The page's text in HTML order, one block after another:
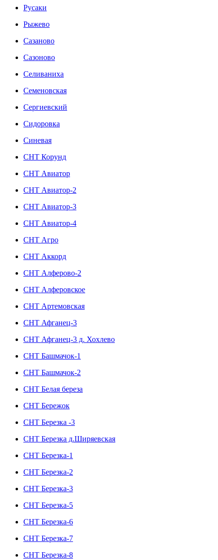
Русаки
Рыжево
Сазаново
Сазоново
Селиваниха
Семеновская
Сергиевский
Сидоровка
Синевая
СНТ Корунд
СНТ Авиатор
СНТ Авиатор-2
СНТ Авиатор-3
СНТ Авиатор-4
СНТ Агро
СНТ Аккорд
СНТ Алферово-2
СНТ Алферовское
СНТ Артемовская
СНТ Афганец-3
СНТ Афганец-3 д. Хохлево
СНТ Башмачок-1
СНТ Башмачок-2
СНТ Белая береза
СНТ Бережок
СНТ Березка -3
СНТ Березка д.Ширяевская
СНТ Березка-1
СНТ Березка-2
СНТ Березка-3
СНТ Березка-5
СНТ Березка-6
СНТ Березка-7
СНТ Березка-8